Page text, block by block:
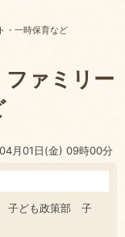
・一時保育など
ファミリー
月01日(金) 09時00分
子ども政策部 子